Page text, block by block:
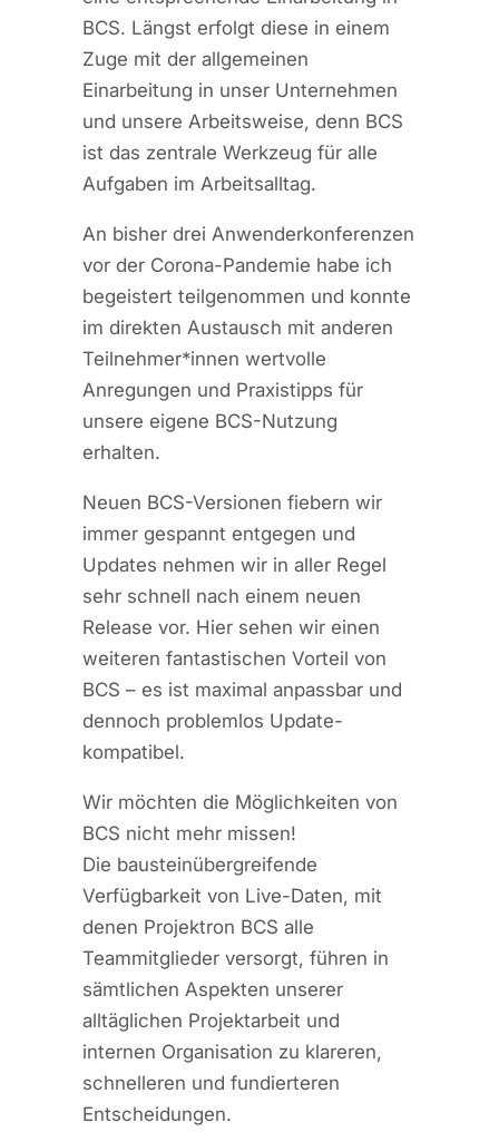
BCS. Längst erfolgt diese in einem
Zuge mit der allgemeinen
Einarbeitung in unser Unternehmen
und unsere Arbeitsweise, denn BCS
ist das zentrale Werkzeug für alle
Aufgaben im Arbeitsalltag.
An bisher drei Anwenderkonferenzen
vor der Corona-Pandemie habe ich
begeistert teilgenommen und konnte
im direkten Austausch mit anderen
Teilnehmer*innen wertvolle
Anregungen und Praxistipps für
unsere eigene BCS-Nutzung
erhalten.
Neuen BCS-Versionen fiebern wir
immer gespannt entgegen und
Updates nehmen wir in aller Regel
sehr schnell nach einem neuen
Release vor. Hier sehen wir einen
weiteren fantastischen Vorteil von
BCS – es ist maximal anpassbar und
dennoch problemlos Update-
kompatibel.
Wir möchten die Möglichkeiten von
BCS nicht mehr missen!
Die bausteinübergreifende
Verfügbarkeit von Live-Daten, mit
denen Projektron BCS alle
Teammitglieder versorgt, führen in
sämtlichen Aspekten unserer
alltäglichen Projektarbeit und
internen Organisation zu klareren,
schnelleren und fundierteren
Entscheidungen.